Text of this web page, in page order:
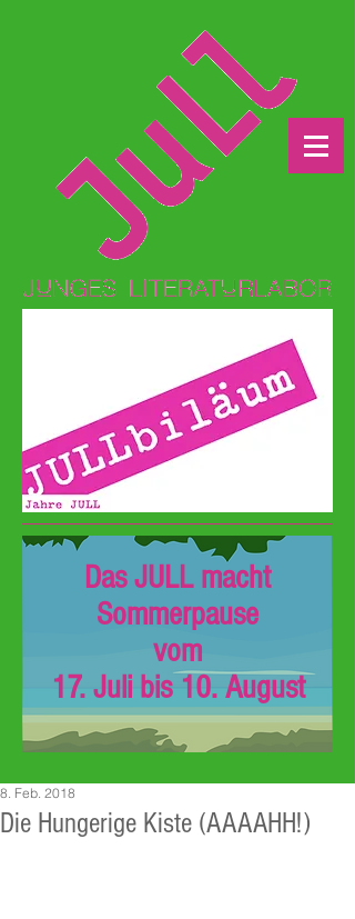
Das JULL macht
Sommerpause
vom
17. Juli bis 10. August
Die Hungerige Kiste (AAAAHH!)
8. Feb. 2018